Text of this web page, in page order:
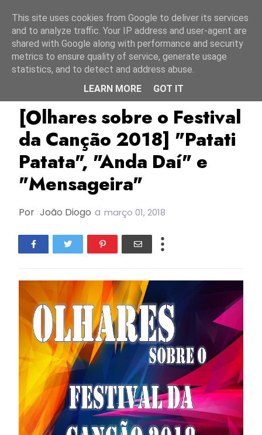
FC2018 Festival Da Canção
[Olhares sobre o Festival
da Canção 2018] "Patati
Patata", "Anda Daí" e
"Mensageira"
Por João Diogo a março 01, 2018
This site uses cookies from Google to deliver its services
and to analyze traffic. Your IP address and user-agent are
shared with Google along with performance and security
metrics to ensure quality of service, generate usage
statistics, and to detect and address abuse.
LEARN MORE
GOT IT